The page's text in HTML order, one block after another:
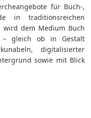
für Buch-,
in traditionsreichen
wird dem Medium Buch
– gleich ob in Gestalt
digitalisierter
sowie mit Blick